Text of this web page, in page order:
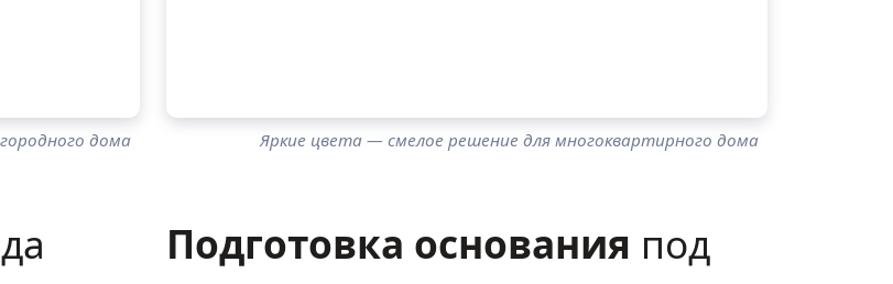
дома Яркие цвета — смелое решение для многоквартирного дома
Подготовка основания под